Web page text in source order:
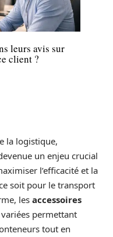
leurs avis sur
client ?
la logistique,
un enjeu crucial
l’efficacité et la
soit pour le transport
les accessoires
permettant
tout en